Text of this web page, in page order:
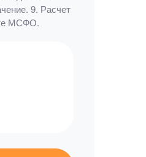
9. Расчет
МСФО.